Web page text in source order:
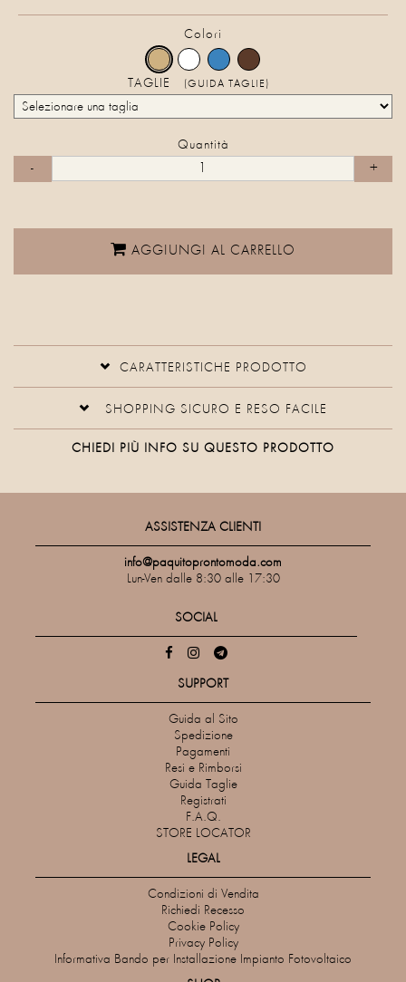
Colori
TAGLIE (GUIDA TAGLIE)
Quantità
AGGIUNGI AL CARRELLO
CARATTERISTICHE PRODOTTO
SHOPPING SICURO E RESO FACILE
CHIEDI PIÙ INFO SU QUESTO PRODOTTO
ASSISTENZA CLIENTI
info@paquitoprontomoda.com
Lun-Ven dalle 8:30 alle 17:30
SOCIAL
SUPPORT
Guida al Sito
Spedizione
Pagamenti
Resi e Rimborsi
Guida Taglie
Registrati
F.A.Q.
STORE LOCATOR
LEGAL
Condizioni di Vendita
Richiedi Recesso
Cookie Policy
Privacy Policy
Informativa Bando per Installazione Impianto Fotovoltaico